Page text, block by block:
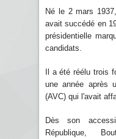
Né le 2 mars
avait succédé en
présidentielle
candidats.
Il a été réélu trois
une année après
(AVC) qui l'avait
Dès son
République,